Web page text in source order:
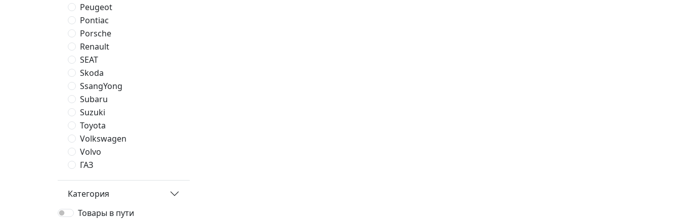
Peugeot
Pontiac
Porsche
Renault
SEAT
Skoda
SsangYong
Subaru
Suzuki
Toyota
Volkswagen
Volvo
ГАЗ
Категория
Товары в пути